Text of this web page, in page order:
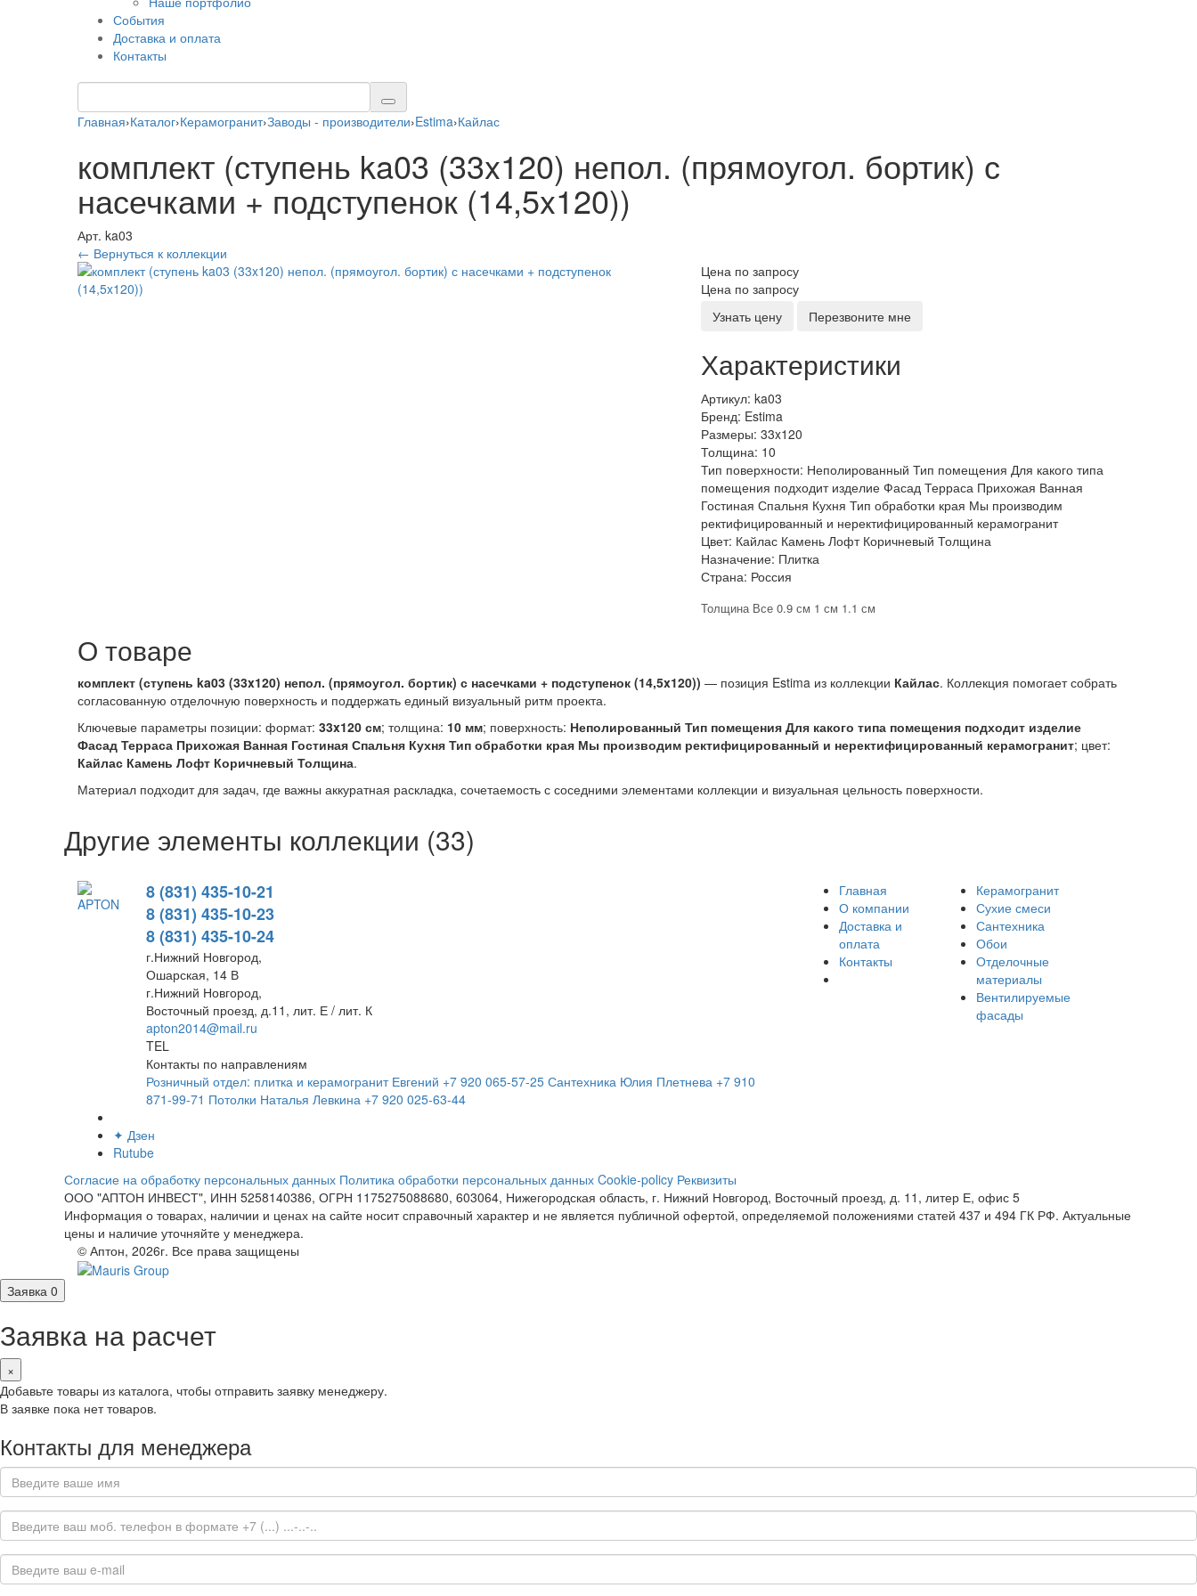
События
Доставка и оплата
Контакты
Главная›Каталог›Керамогранит›Заводы - производители›Estima›Кайлас
комплект (ступень ka03 (33x120) непол. (прямоугол. бортик) с
насечками + подступенок (14,5x120))
Арт. ka03
← Вернуться к коллекции
Цена по запросу
Цена по запросу
Узнать цену
Перезвоните мне
Характеристики
Артикул: ka03
Бренд: Estima
Размеры: 33x120
Толщина: 10
Тип поверхности: Неполированный Тип помещения Для какого типа
помещения подходит изделие Фасад Терраса Прихожая Ванная
Гостиная Спальня Кухня Тип обработки края Мы производим
ректифицированный и неректифицированный керамогранит
Цвет: Кайлас Камень Лофт Коричневый Толщина
Назначение: Плитка
Страна: Россия
Толщина Все 0.9 см 1 см 1.1 см
О товаре
комплект (ступень ka03 (33x120) непол. (прямоугол. бортик) с насечками + подступенок (14,5x120)) — позиция Estima из коллекции Кайлас. Коллекция помогает собрать
согласованную отделочную поверхность и поддержать единый визуальный ритм проекта.
Ключевые параметры позиции: формат: 33x120 см; толщина: 10 мм; поверхность: Неполированный Тип помещения Для какого типа помещения подходит изделие
Фасад Терраса Прихожая Ванная Гостиная Спальня Кухня Тип обработки края Мы производим ректифицированный и неректифицированный керамогранит; цвет:
Кайлас Камень Лофт Коричневый Толщина.
Материал подходит для задач, где важны аккуратная раскладка, сочетаемость с соседними элементами коллекции и визуальная цельность поверхности.
Другие элементы коллекции (33)
8 (831) 435-10-21
8 (831) 435-10-23
8 (831) 435-10-24
г.Нижний Новгород,
Ошарская, 14 В
г.Нижний Новгород,
Восточный проезд, д.11, лит. Е / лит. К
apton2014@mail.ru
TEL
Контакты по направлениям
Розничный отдел: плитка и керамогранит Евгений +7 920 065-57-25 Сантехника Юлия Плетнева +7 910
871-99-71 Потолки Наталья Левкина +7 920 025-63-44
✦ Дзен
Rutube
Главная
О компании
Доставка и
оплата
Контакты
Керамогранит
Сухие смеси
Сантехника
Обои
Отделочные
материалы
Вентилируемые
фасады
Согласие на обработку персональных данных Политика обработки персональных данных Cookie-policy Реквизиты
ООО "АПТОН ИНВЕСТ", ИНН 5258140386, ОГРН 1175275088680, 603064, Нижегородская область, г. Нижний Новгород, Восточный проезд, д. 11, литер Е, офис 5
Информация о товарах, наличии и ценах на сайте носит справочный характер и не является публичной офертой, определяемой положениями статей 437 и 494 ГК РФ. Актуальные
цены и наличие уточняйте у менеджера.
© Аптон, 2026г. Все права защищены
Заявка 0
Заявка на расчет
×
Добавьте товары из каталога, чтобы отправить заявку менеджеру.
В заявке пока нет товаров.
Контакты для менеджера